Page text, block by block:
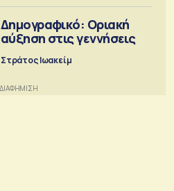
Δημογραφικό: Οριακή
αύξηση στις γεννήσεις
Στράτος Ιωακείμ